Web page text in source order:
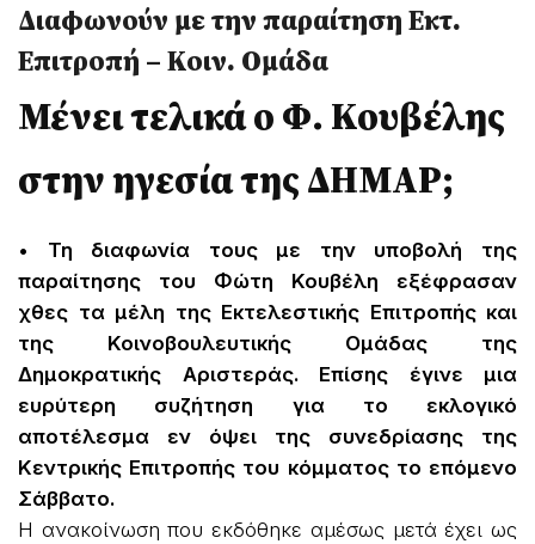
Διαφωνούν με την παραίτηση Εκτ.
Επιτροπή – Κοιν. Ομάδα
Μένει τελικά ο Φ. Κουβέλης
στην ηγεσία της ΔΗΜΑΡ;
• Τη διαφωνία τους με την υποβολή της
παραίτησης του Φώτη Κουβέλη εξέφρασαν
χθες τα μέλη της Εκτελεστικής Επιτροπής και
της Κοινοβουλευτικής Ομάδας της
Δημοκρατικής Αριστεράς. Επίσης έγινε μια
ευρύτερη συζήτηση για το εκλογικό
αποτέλεσμα εν όψει της συνεδρίασης της
Κεντρικής Επιτροπής του κόμματος το επόμενο
Σάββατο.
Η ανακοίνωση που εκδόθηκε αμέσως μετά έχει ως